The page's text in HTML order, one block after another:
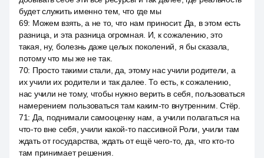
будет служить именно тем, что где мы
69: Можем взять, а не то, что нам приносит. Да, в этом есть
разница, и эта разница огромная. И, к сожалению, это
такая, ну, болезнь даже целых поколений, я бы сказала,
потому что мы же не так.
70: Просто такими стали, да, этому нас учили родители, а
их учили их родители и так далее. То есть, к сожалению,
нас учили не тому, чтобы нужно верить в себя, пользоваться
намерением пользоваться там каким-то внутренним. Стёр.
71: Да, поднимали самооценку нам, а учили полагаться на
что-то вне себя, учили какой-то пассивной Роли, учили там
ждать от государства, ждать от ещё чего-то, да, что кто-то
там принимает решения.